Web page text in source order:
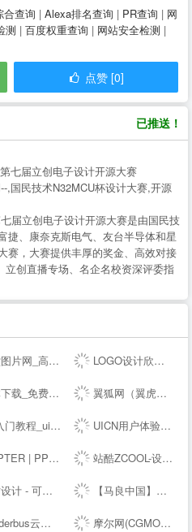
合查询 | Alexa排名查询 | PR查询 | 网
测 | 百度权重查询 | 网站安全检测 |
点赞 [0]
已推送！
七届立创电子设计开源大赛
,国民技术N32MCU杯设计大赛,开源
届立创电子设计开源大赛是由国民技
捷、康奈克斯电气、友台半导体和星
赛，大赛提供丰厚的奖金、高效对接
创直播专场、名企名校资深评委指
片大全，唯美图片、桌面壁纸、高清图片素材大全 LOGO设计欣赏_国外标志设计欣赏 - LOGO圈
下载_商用字体设计定制--字魂网 翼狐网（翼虎网）-学设计，上翼狐！
工教程_电商设计_设计教程_设计素材_字体下载_设计先锋网 UICN用户体验设计平台
导航 | PPT模板图表等设计素材免费下载 站酷ZCOOL-设计师互动平台-打开站酷，发现更好的设计！
时协作的专业 UI 设计工具 【马良中国】免费3Dmax视频教程_3D室内设计_室外建筑_动画漫游设计学习视频-马良中国maliang.com
量机器云渲染平台,高效3D云渲染服务 摩尔网(CGMOL),3D模型免费共享,--交易平台,设计师互动平台,分享改变未来